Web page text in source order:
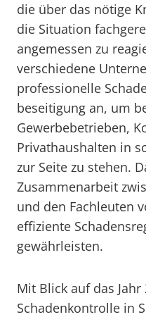
die über das nötige
die Situation
angemessen zu
verschiedene
professionelle
beseitigung an, um
Gewerbebetrieben,
Privathaushalten in
zur Seite zu stehen.
Zusammenarbeit
und den Fachleuten
effiziente
gewährleisten.
Mit Blick auf das
Schadenkontrolle in